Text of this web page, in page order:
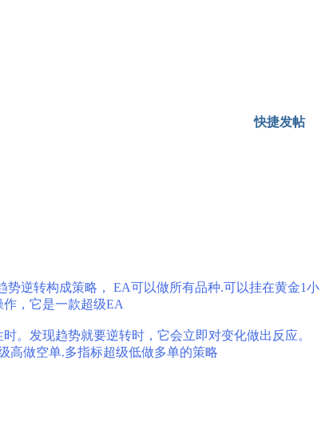
快捷发帖
逆转构成策略， EA可以做所有品种.可以挂在黄金1小
， 它是一款超级EA
。发现趋势就要逆转时，它会立即对变化做出反应。
高做空单.多指标超级低做多单的策略